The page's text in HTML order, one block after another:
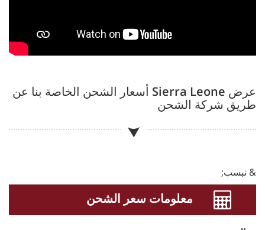
عرض Sierra Leone أسعار الشحن الخاصة بنا عن
طريق شركة الشحن
& نبسب;
معلومات سعر الشحن